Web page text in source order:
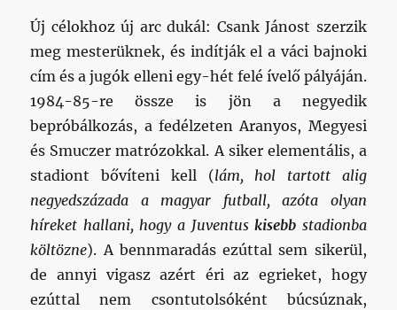
Új célokhoz új arc dukál: Csank Jánost szerzik
meg mesterüknek, és indítják el a váci bajnoki
cím és a jugók elleni egy-hét felé ívelő pályáján.
1984-85-re össze is jön a negyedik
bepróbálkozás, a fedélzeten Aranyos, Megyesi
és Smuczer matrózokkal. A siker elementális, a
stadiont bővíteni kell (lám, hol tartott alig
negyedszázada a magyar futball, azóta olyan
híreket hallani, hogy a Juventuskisebb stadionba
költözne). A bennmaradás ezúttal sem sikerül,
de annyi vigasz azért éri az egrieket, hogy
ezúttal nem csontutolsóként búcsúznak,